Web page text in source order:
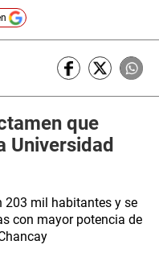
que
Universidad
203 mil habitantes y se
con mayor potencia de